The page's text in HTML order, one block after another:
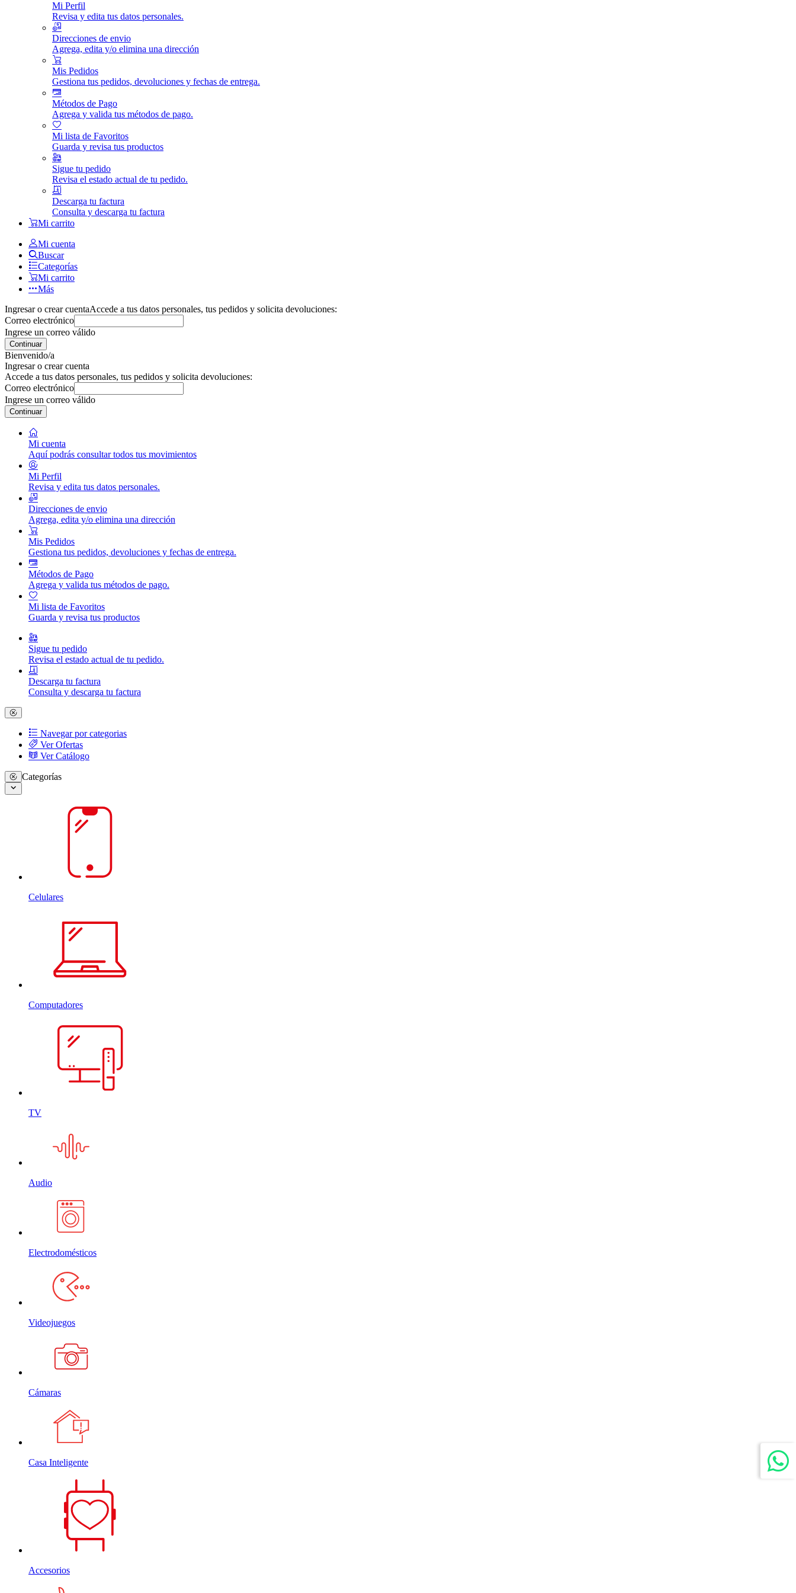
Mi Perfil
Revisa y edita tus datos personales.
Direcciones de envio
Agrega, edita y/o elimina una dirección
Mis Pedidos
Gestiona tus pedidos, devoluciones y fechas de entrega.
Métodos de Pago
Agrega y valida tus métodos de pago.
Mi lista de Favoritos
Guarda y revisa tus productos
Sigue tu pedido
Revisa el estado actual de tu pedido.
Descarga tu factura
Consulta y descarga tu factura
Mi carrito
Mi cuenta
Buscar
Categorías
Mi carrito
Más
Ingresar o crear cuentaAccede a tus datos personales, tus pedidos y solicita devoluciones:
Correo electrónico
Ingrese un correo válido
Continuar
Bienvenido/a
Ingresar o crear cuenta
Accede a tus datos personales, tus pedidos y solicita devoluciones:
Correo electrónico
Ingrese un correo válido
Continuar
Mi cuenta
Aquí podrás consultar todos tus movimientos
Mi Perfil
Revisa y edita tus datos personales.
Direcciones de envio
Agrega, edita y/o elimina una dirección
Mis Pedidos
Gestiona tus pedidos, devoluciones y fechas de entrega.
Métodos de Pago
Agrega y valida tus métodos de pago.
Mi lista de Favoritos
Guarda y revisa tus productos
Sigue tu pedido
Revisa el estado actual de tu pedido.
Descarga tu factura
Consulta y descarga tu factura
Navegar por categorias
Ver Ofertas
Ver Catálogo
Categorías
Celulares
Computadores
TV
Audio
Electrodomésticos
Videojuegos
Cámaras
Casa Inteligente
Accesorios